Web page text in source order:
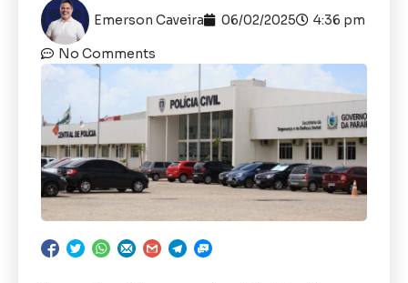
Emerson Caveira 06/02/2025 4:36 pm
No Comments